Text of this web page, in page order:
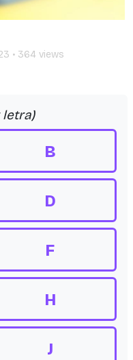
• 364 views
letra)
B
D
F
H
J